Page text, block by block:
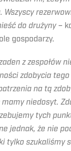
Wszyscy
do drużyny–
gospodarzy.
z zespołów
zdobycia
na tą
niedosyt.
tych
jednak, że nie
tylko szukaliśmy